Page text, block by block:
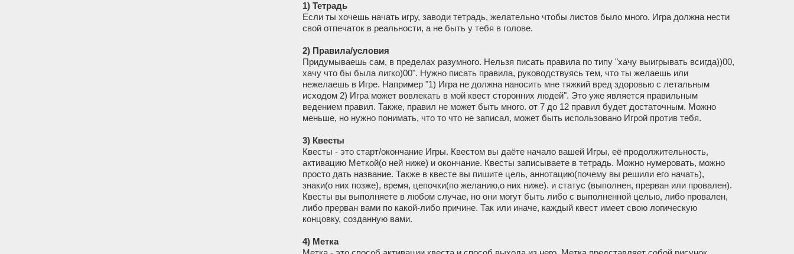
1) Тетрадь
Если ты хочешь начать игру, заводи тетрадь, желательно чтобы листов было много. Игра должна нести
свой отпечаток в реальности, а не быть у тебя в голове.
2) Правила/условия
Придумываешь сам, в пределах разумного. Нельзя писать правила по типу "хачу выигрывать всигда))00,
хачу что бы была лигко)00". Нужно писать правила, руководствуясь тем, что ты желаешь или
нежелаешь в Игре. Например "1) Игра не должна наносить мне тяжкий вред здоровью с летальным
исходом 2) Игра может вовлекать в мой квест сторонних людей". Это уже является правильным
ведением правил. Также, правил не может быть много. от 7 до 12 правил будет достаточным. Можно
меньше, но нужно понимать, что то что не записал, может быть использовано Игрой против тебя.
3) Квесты
Квесты - это старт/окончание Игры. Квестом вы даёте начало вашей Игры, её продолжительность,
активацию Меткой(о ней ниже) и окончание. Квесты записываете в тетрадь. Можно нумеровать, можно
просто дать название. Также в квесте вы пишите цель, аннотацию(почему вы решили его начать),
знаки(о них позже), время, цепочки(по желанию,о них ниже). и статус (выполнен, прерван или провален).
Квесты вы выполняете в любом случае, но они могут быть либо с выполненной целью, либо провален,
либо прерван вами по какой-либо причине. Так или иначе, каждый квест имеет свою логическую
концовку, созданную вами.
4) Метка